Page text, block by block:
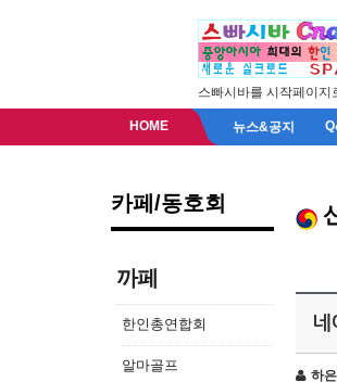
스빠시바를 시작페이
HOME 뉴스&공지
카페/동호회
까페
한인총연합회
알마골프
네
하